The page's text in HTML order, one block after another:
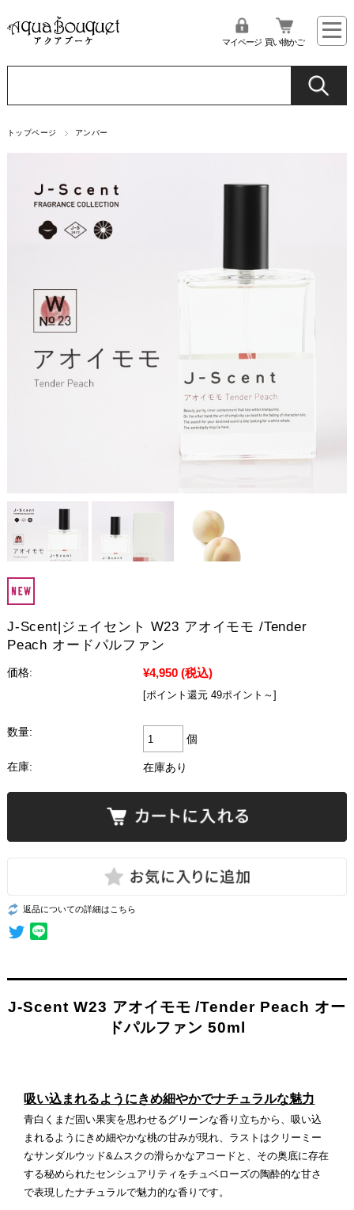
マイページ 買い物かご
トップページ アンバー
J-Scent|ジェイセント W23 アオイモモ /Tender
Peach オードパルファン
価格: ¥4,950 (税込)
[ポイント還元 49ポイント～]
数量:
個
在庫: 在庫あり
返品についての詳細はこちら
J-Scent W23 アオイモモ /Tender Peach オー
ドパルファン 50ml
吸い込まれるようにきめ細やかでナチュラルな魅力
青白くまだ固い果実を思わせるグリーンな香り立ちから、吸い込
まれるようにきめ細やかな桃の甘みが現れ、ラストはクリーミー
なサンダルウッド&ムスクの滑らかなアコードと、その奥底に存在
する秘められたセンシュアリティをチュベローズの陶酔的な甘さ
で表現したナチュラルで魅力的な香りです。